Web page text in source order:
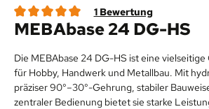
Durchschnittliche Bewertung von 5 von 5
1 Bewertung
MEBAbase 24 DG-HS
Die MEBAbase 24 DG-HS ist eine
für Hobby, Handwerk und Metallbau. Mit
präziser 90°–30°-Gehrung, stabiler
zentraler Bedienung bietet sie starke